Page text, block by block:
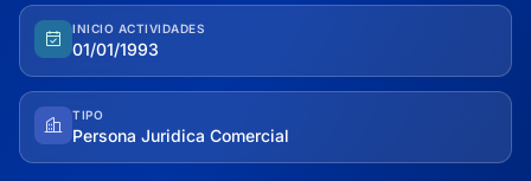
INICIO ACTIVIDADES
01/01/1993
TIPO
Persona Juridica Comercial